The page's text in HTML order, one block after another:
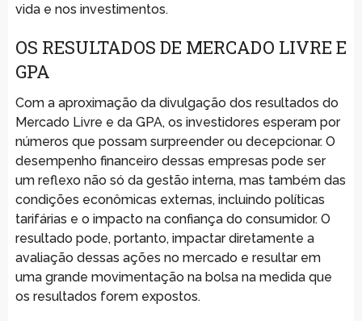
vida e nos investimentos.
OS RESULTADOS DE MERCADO LIVRE E
GPA
Com a aproximação da divulgação dos resultados do
Mercado Livre e da GPA, os investidores esperam por
números que possam surpreender ou decepcionar. O
desempenho financeiro dessas empresas pode ser
um reflexo não só da gestão interna, mas também das
condições econômicas externas, incluindo políticas
tarifárias e o impacto na confiança do consumidor. O
resultado pode, portanto, impactar diretamente a
avaliação dessas ações no mercado e resultar em
uma grande movimentação na bolsa na medida que
os resultados forem expostos.